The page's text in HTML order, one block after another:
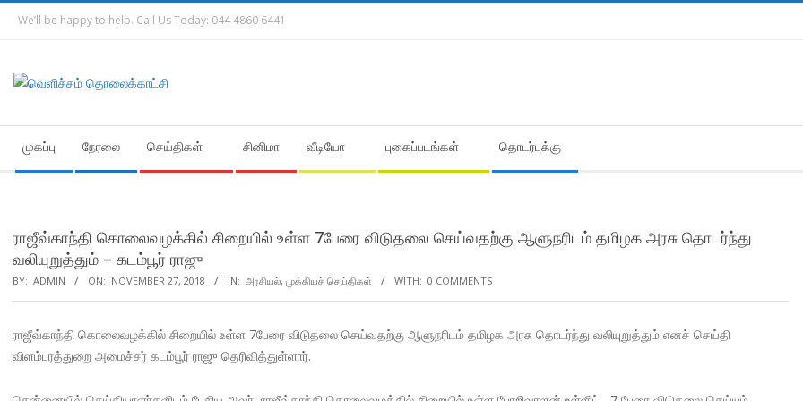
SkipWe’ll be happy to help. Call Us Today: 044 4860 6441
Navigation
Menu
முகப்பு நேரலை செய்திகள் சினிமா வீடியோ புகைப்படங்கள் தொடர்புக்கு
ராஜீவ்காந்தி கொலைவழக்கில் சிறையில் உள்ள 7பேரை விடுதலை செய்வதற்கு ஆளுநரிடம் தமிழக அரசு தொடர்ந்து
வலியுறுத்தும் – கடம்பூர் ராஜு
BY: ADMIN ON: NOVEMBER 27, 2018 IN: அரசியல், முக்கியச் செய்திகள் WITH: 0 COMMENTS
ராஜீவ்காந்தி கொலைவழக்கில் சிறையில் உள்ள 7பேரை விடுதலை செய்வதற்கு ஆளுநரிடம் தமிழக அரசு தொடர்ந்து வலியுறுத்தும் எனச் செய்தி
விளம்பரத்துறை அமைச்சர் கடம்பூர் ராஜு தெரிவித்துள்ளார்.